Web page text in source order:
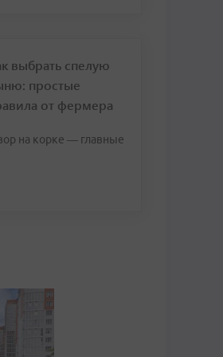
выбрать спелую
простые
от фермера
на корке — главные